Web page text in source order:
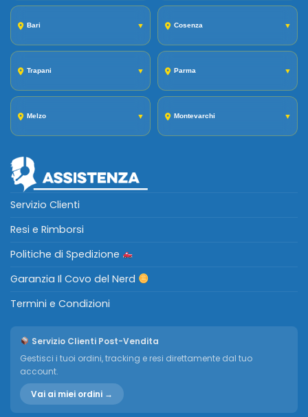
Bari ▼ Cosenza ▼
Trapani ▼ Parma ▼
Melzo ▼ Montevarchi ▼
Servizio Clienti
Resi e Rimborsi
Politiche di Spedizione
Garanzia Il Covo del Nerd
Termini e Condizioni
Servizio Clienti Post-Vendita
Gestisci i tuoi ordini, tracking e resi direttamente dal tuo
account.
Vai ai miei ordini →